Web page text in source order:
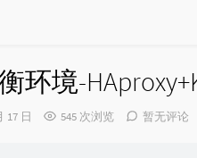
环境-
17 日 545 次浏览 暂无评论